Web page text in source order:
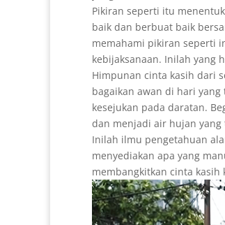
Pikiran seperti itu
baik dan berbuat baik
memahami pikiran seperti
kebijaksanaan. Inilah yang
Himpunan cinta kasih dari
bagaikan awan di hari
kesejukan pada daratan.
dan menjadi air hujan
Inilah ilmu pengetahuan
menyediakan apa yang
membangkitkan cinta kasih